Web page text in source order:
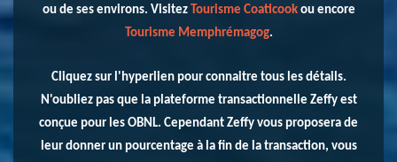
ou de ses environs. Visitez Tourisme Coaticookou encore
Tourisme Memphrémagog.
Cliquez sur l'hyperlien pour connaitre tous les détails.
N'oubliez pas que la plateforme transactionnelle Zeffy est
conçue pour les OBNL. Cependant Zeffy vous proposera de
leur donner un pourcentage à la fin de la transaction, vous